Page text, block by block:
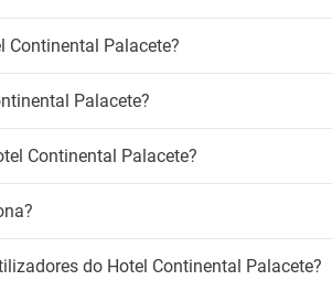
Fumadores
de fumo
para fumadores
Continental Palacete?
Palacete?
Continental Palacete?
do Hotel Continental Palacete?